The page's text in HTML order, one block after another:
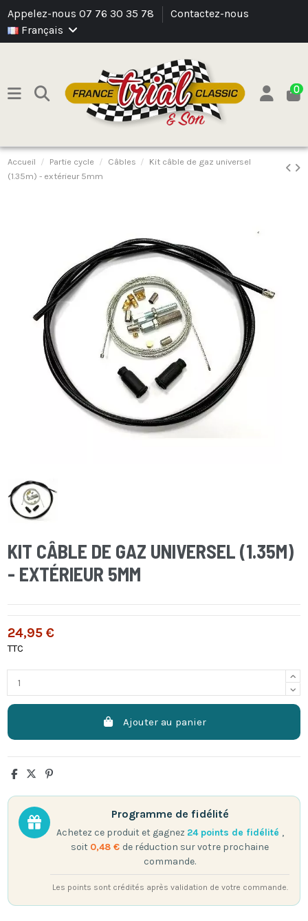
Appelez-nous 07 76 30 35 78
Contactez-nous
Français
0
Accueil Partie cycle Câbles
Kit câble de gaz universel
(1.35m) - extérieur 5mm
KIT CÂBLE DE GAZ UNIVERSEL (1.35M)
- EXTÉRIEUR 5MM
24,95 €
TTC
Ajouter au panier
Programme de fidélité
Achetez ce produit et gagnez 24points de fidélité ,
soit 0,48 € de réduction sur votre prochaine
commande.
Les points sont crédités après validation de votre commande.